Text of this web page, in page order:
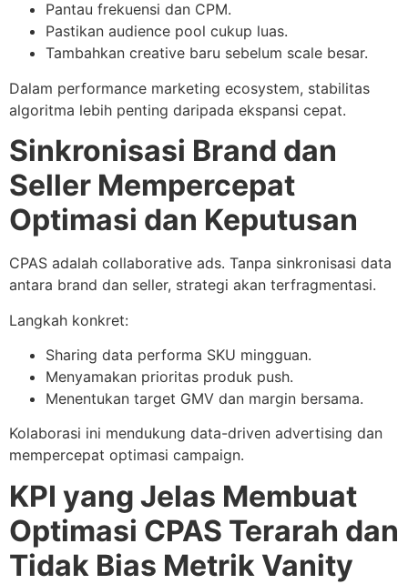
Pantau frekuensi dan CPM.
Pastikan audience pool cukup luas.
Tambahkan creative baru sebelum scale besar.
Dalam performance marketing ecosystem, stabilitas
algoritma lebih penting daripada ekspansi cepat.
Sinkronisasi Brand dan
Seller Mempercepat
Optimasi dan Keputusan
CPAS adalah collaborative ads. Tanpa sinkronisasi data
antara brand dan seller, strategi akan terfragmentasi.
Langkah konkret:
Sharing data performa SKU mingguan.
Menyamakan prioritas produk push.
Menentukan target GMV dan margin bersama.
Kolaborasi ini mendukung data-driven advertising dan
mempercepat optimasi campaign.
KPI yang Jelas Membuat
Optimasi CPAS Terarah dan
Tidak Bias Metrik Vanity